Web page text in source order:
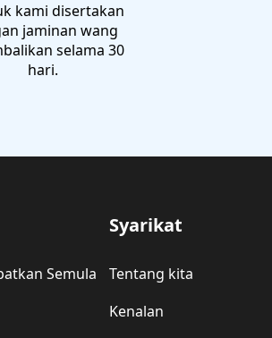
kami disertakan
jaminan wang
selama 30
hari.
Semula
Syarikat
Tentang kita
Kenalan